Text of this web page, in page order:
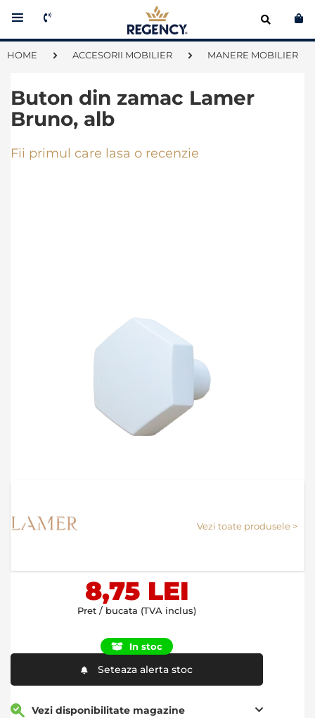
HOME ACCESORII MOBILIER MANERE MOBILIER
the
beginning
images
Vezi toate produsele >
Buton din zamac Lamer
Bruno, alb
Fii primul care lasa o recenzie
8,75 LEI
Pret / bucata (TVA inclus)
In stoc
Seteaza alerta stoc
Vezi disponibilitate magazine